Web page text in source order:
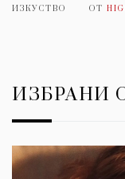
ИЗКУСТВО ОТ
ИЗБРАНИ